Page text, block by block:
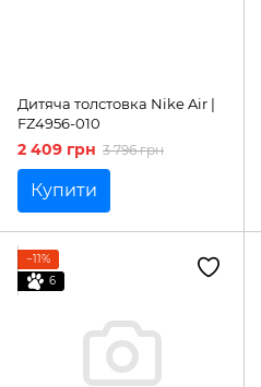
Дитяча толстовка Nike Air |
FZ4956-010
2 409 грн 3 796 грн
Купити
−11%
6